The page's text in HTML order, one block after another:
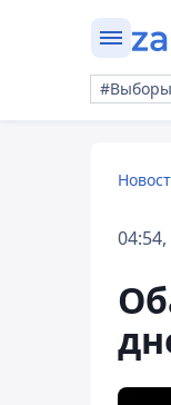
#Выборы